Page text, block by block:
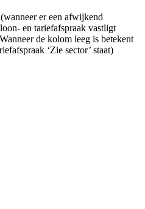
er een afwijkend
en tariefafspraak vastligt
de kolom leeg is betekent
‘Zie sector’ staat)